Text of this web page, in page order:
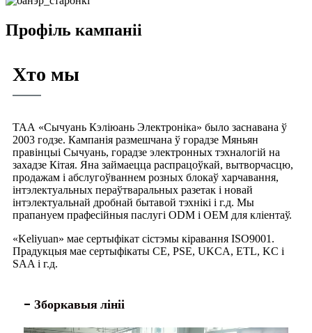
Профіль кампаніі
Хто мы
ТАА «Сычуань Кэліюань Электроніка» было заснавана ў
2003 годзе. Кампанія размешчана ў горадзе Мяньян
правінцыі Сычуань, горадзе электронных тэхналогій на
захадзе Кітая. Яна займаецца распрацоўкай, вытворчасцю,
продажам і абслугоўваннем розных блокаў харчавання,
інтэлектуальных пераўтваральных разетак і новай
інтэлектуальнай дробнай бытавой тэхнікі і г.д. Мы
прапануем прафесійныя паслугі ODM і OEM для кліентаў.
«Keliyuan» мае сертыфікат сістэмы кіравання ISO9001.
Прадукцыя мае сертыфікаты CE, PSE, UKCA, ETL, KC і
SAA і г.д.
- Зборкавыя лініі